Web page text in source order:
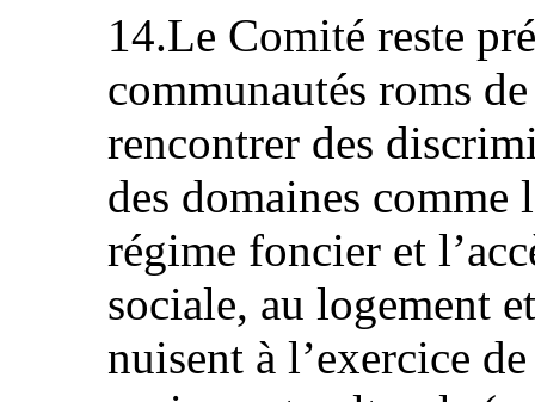
14.Le Comité reste
communautés roms
rencontrer des
des domaines comme
régime foncier et
sociale, au logement
nuisent à l’exercice